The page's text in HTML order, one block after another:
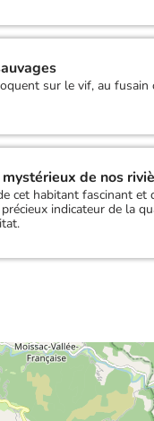
sur le vif, au fusain
de nos
cet habitant fascinant et
indicateur de la